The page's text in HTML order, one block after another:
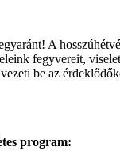
A
fegyvereit,
be az
program: